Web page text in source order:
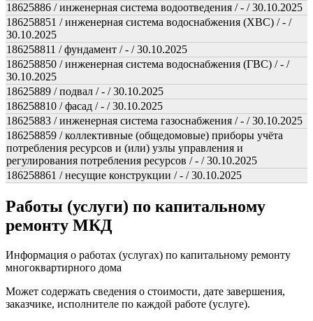
18625886 / инженерная система водоотведения / - / 30.10.2025
186258851 / инженерная система водоснабжения (ХВС) / - /
30.10.2025
186258811 / фундамент / - / 30.10.2025
186258850 / инженерная система водоснабжения (ГВС) / - /
30.10.2025
18625889 / подвал / - / 30.10.2025
186258810 / фасад / - / 30.10.2025
18625883 / инженерная система газоснабжения / - / 30.10.2025
186258859 / коллективные (общедомовые) приборы учёта
потребления ресурсов и (или) узлы управления и
регулирования потребления ресурсов / - / 30.10.2025
186258861 / несущие конструкции / - / 30.10.2025
Работы (услуги) по капитальному
ремонту МКД
Информация о работах (услугах) по капитальному ремонту
многоквартирного дома
Может содержать сведения о стоимости, дате завершения,
заказчике, исполнителе по каждой работе (услуге).